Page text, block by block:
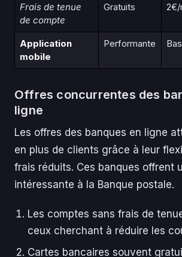
Frais de tenue
de compte
Gratuits 2€/
Application
mobile
Performante
Offres concurrentes des
ligne
Les offres des banques en ligne
en plus de clients grâce à leur
frais réduits. Ces banques offrent
intéressante à la Banque postale.
Les comptes sans frais de
ceux cherchant à réduire les
Cartes bancaires souvent